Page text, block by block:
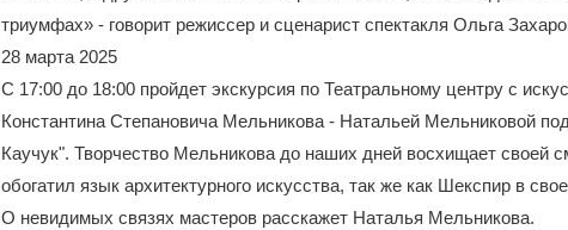
триумфах» - говорит режиссер и сценарист спектакля Ольга
28 марта 2025
С 17:00 до 18:00 пройдет экскурсия по Театральному центру с
Константина Степановича Мельникова - Натальей Мельниковой
Каучук". Творчество Мельникова до наших дней восхищает своей
обогатил язык архитектурного искусства, так же как Шекспир в
О невидимых связях мастеров расскажет Наталья Мельникова.